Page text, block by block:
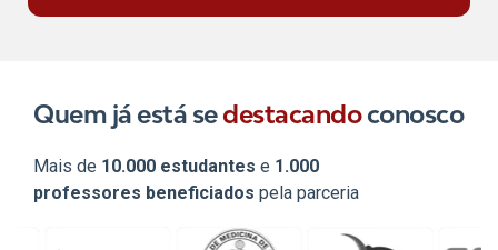
Quem já está sedestacandoconosco
Mais de 10.000 estudantes e 1.000
professores beneficiados pela parceria